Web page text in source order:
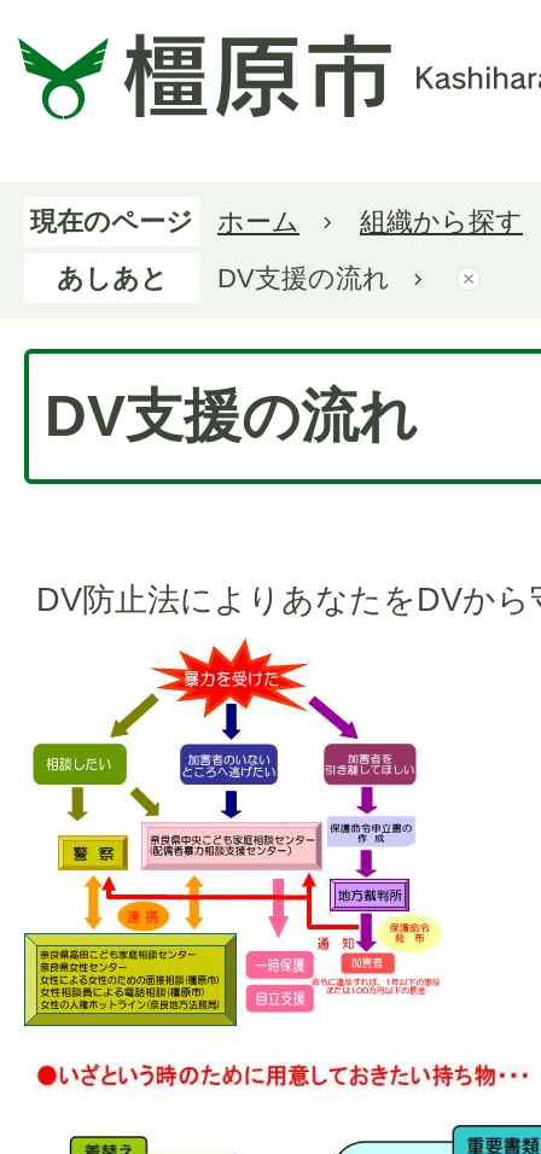
現在のページ ホーム
組織から探す
あしあと
DV支援の流れ
DV支援の流れ
DV防止法によりあなたをDVか